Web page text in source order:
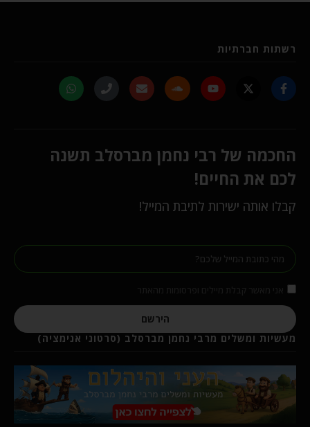
רשתות חברתיות
החכמה של רבי נחמן מברסלב תשנה
לכם את החיים!
קבלו אותה ישירות לתיבת המייל!
הירשם
מעשיות ומשלים מרבי נחמן מברסלב (סרטוני אנימציה)